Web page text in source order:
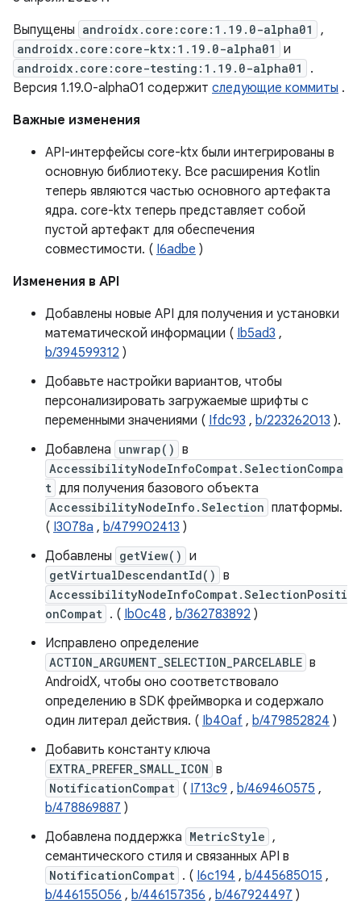
Выпущены androidx.core:core:1.19.0-alpha01 ,
androidx.core:core-ktx:1.19.0-alpha01 и
androidx.core:core-testing:1.19.0-alpha01
.
Версия 1.19.0-alpha01 содержит следующие коммиты .
Важные изменения
API-интерфейсы core-ktx были интегрированы в
основную библиотеку. Все расширения Kotlin
теперь являются частью основного артефакта
ядра. core-ktx теперь представляет собой
пустой артефакт для обеспечения
совместимости. ( I6adbe )
Изменения в API
Добавлены новые API для получения и установки
математической информации ( Ib5ad3 ,
b/394599312 )
Добавьте настройки вариантов, чтобы
персонализировать загружаемые шрифты с
переменными значениями ( Ifdc93 , b/223262013 ).
Добавлена unwrap() в
AccessibilityNodeInfoCompat.SelectionCompa
t для получения базового объекта
AccessibilityNodeInfo.Selection платформы.
( I3078a , b/479902413 )
Добавлены getView() и
getVirtualDescendantId() в
AccessibilityNodeInfoCompat.SelectionPositi
onCompat . ( Ib0c48 , b/362783892 )
Исправлено определение
ACTION_ARGUMENT_SELECTION_PARCELABLE в
AndroidX, чтобы оно соответствовало
определению в SDK фреймворка и содержало
один литерал действия. ( Ib40af , b/479852824 )
Добавить константу ключа
EXTRA_PREFER_SMALL_ICON в
NotificationCompat ( I713c9 , b/469460575 ,
b/478869887 )
Добавлена ​​поддержка MetricStyle ,
семантического стиля и связанных API в
NotificationCompat . ( I6c194 , b/445685015 ,
b/446155056 , b/446157356 , b/467924497 )